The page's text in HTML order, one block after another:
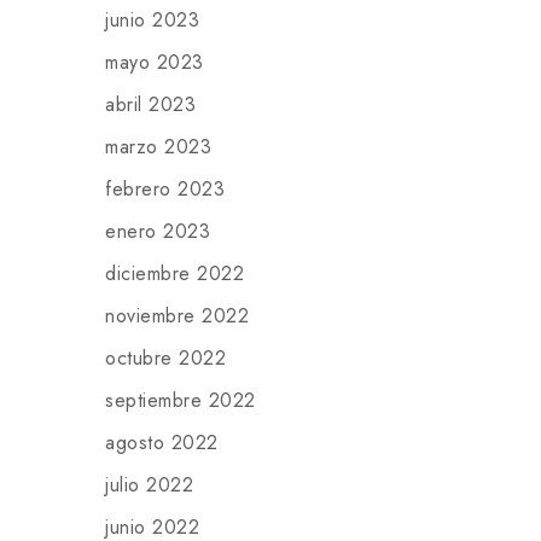
junio 2023
mayo 2023
abril 2023
marzo 2023
febrero 2023
enero 2023
diciembre 2022
noviembre 2022
octubre 2022
septiembre 2022
agosto 2022
julio 2022
junio 2022